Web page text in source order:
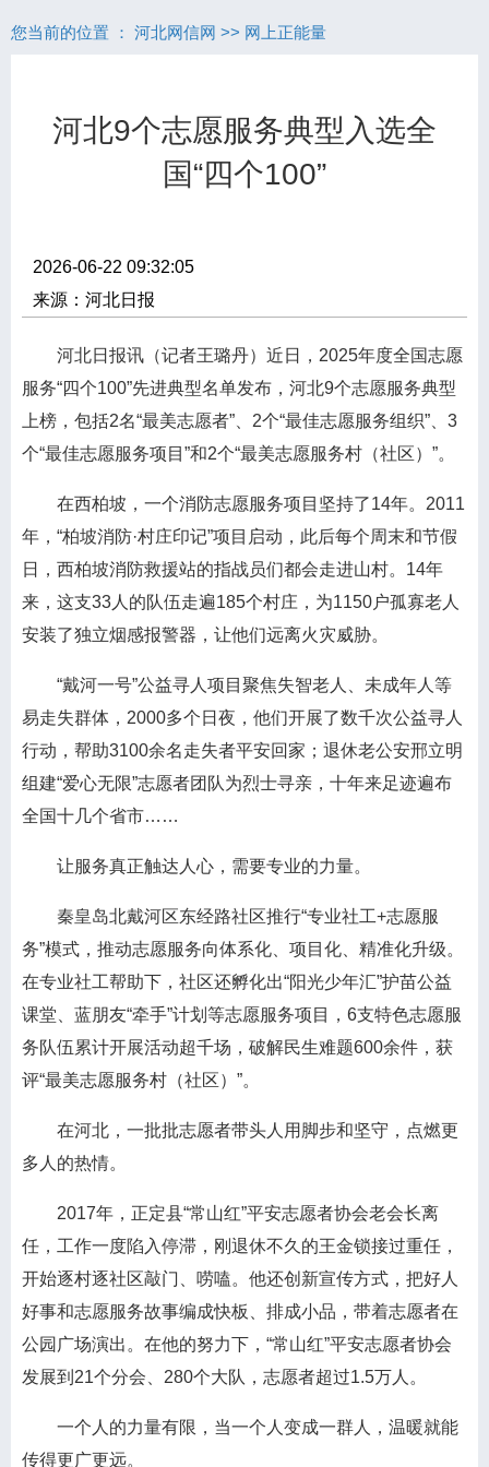
您当前的位置 ： 河北网信网 >> 网上正能量
河北9个志愿服务典型入选全
国“四个100”
2026-06-22 09:32:05
来源：河北日报
河北日报讯（记者王璐丹）近日，2025年度全国志愿
服务“四个100”先进典型名单发布，河北9个志愿服务典型
上榜，包括2名“最美志愿者”、2个“最佳志愿服务组织”、3
个“最佳志愿服务项目”和2个“最美志愿服务村（社区）”。
在西柏坡，一个消防志愿服务项目坚持了14年。2011
年，“柏坡消防·村庄印记”项目启动，此后每个周末和节假
日，西柏坡消防救援站的指战员们都会走进山村。14年
来，这支33人的队伍走遍185个村庄，为1150户孤寡老人
安装了独立烟感报警器，让他们远离火灾威胁。
“戴河一号”公益寻人项目聚焦失智老人、未成年人等
易走失群体，2000多个日夜，他们开展了数千次公益寻人
行动，帮助3100余名走失者平安回家；退休老公安邢立明
组建“爱心无限”志愿者团队为烈士寻亲，十年来足迹遍布
全国十几个省市……
让服务真正触达人心，需要专业的力量。
秦皇岛北戴河区东经路社区推行“专业社工+志愿服
务”模式，推动志愿服务向体系化、项目化、精准化升级。
在专业社工帮助下，社区还孵化出“阳光少年汇”护苗公益
课堂、蓝朋友“牵手”计划等志愿服务项目，6支特色志愿服
务队伍累计开展活动超千场，破解民生难题600余件，获
评“最美志愿服务村（社区）”。
在河北，一批批志愿者带头人用脚步和坚守，点燃更
多人的热情。
2017年，正定县“常山红”平安志愿者协会老会长离
任，工作一度陷入停滞，刚退休不久的王金锁接过重任，
开始逐村逐社区敲门、唠嗑。他还创新宣传方式，把好人
好事和志愿服务故事编成快板、排成小品，带着志愿者在
公园广场演出。在他的努力下，“常山红”平安志愿者协会
发展到21个分会、280个大队，志愿者超过1.5万人。
一个人的力量有限，当一个人变成一群人，温暖就能
传得更广更远。